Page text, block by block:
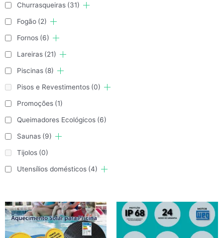
Churrasqueiras (31)
Fogão (2)
Fornos (6)
Lareiras (21)
Piscinas (8)
Pisos e Revestimentos (0)
Promoções (1)
Queimadores Ecológicos (6)
Saunas (9)
Tijolos (0)
Utensílios domésticos (4)